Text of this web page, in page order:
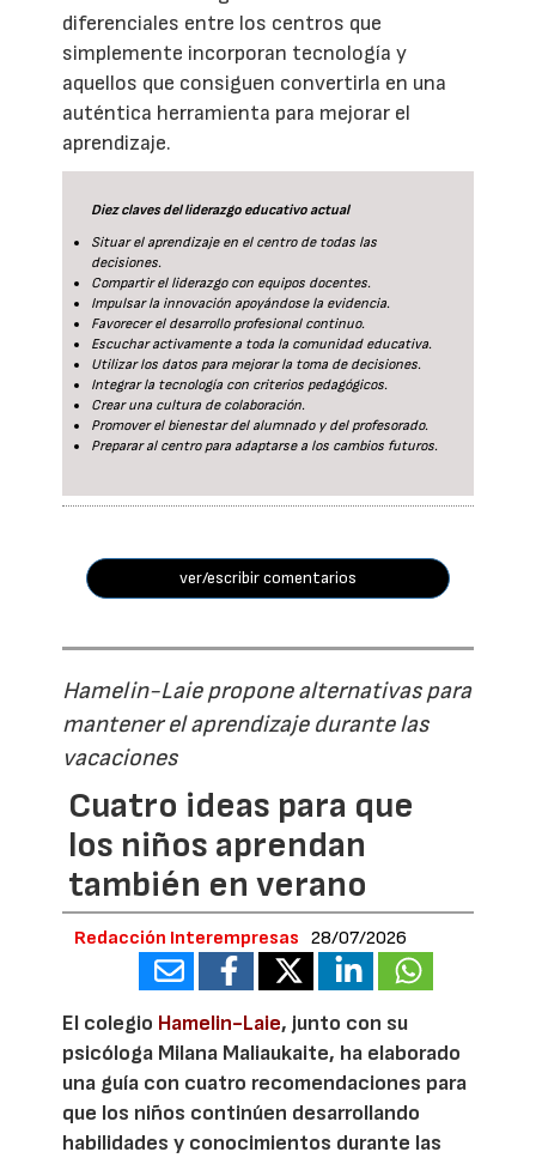
diferenciales entre los centros que
simplemente incorporan tecnología y
aquellos que consiguen convertirla en una
auténtica herramienta para mejorar el
aprendizaje.
Diez claves del liderazgo educativo actual
Situar el aprendizaje en el centro de todas las
decisiones.
Compartir el liderazgo con equipos docentes.
Impulsar la innovación apoyándose la evidencia.
Favorecer el desarrollo profesional continuo.
Escuchar activamente a toda la comunidad educativa.
Utilizar los datos para mejorar la toma de decisiones.
Integrar la tecnología con criterios pedagógicos.
Crear una cultura de colaboración.
Promover el bienestar del alumnado y del profesorado.
Preparar al centro para adaptarse a los cambios futuros.
ver/escribir comentarios
Hamelin-Laie propone alternativas para
mantener el aprendizaje durante las
vacaciones
Cuatro ideas para que
los niños aprendan
también en verano
Redacción Interempresas 28/07/2026
El colegio Hamelin-Laie, junto con su
psicóloga Milana Maliaukaite, ha elaborado
una guía con cuatro recomendaciones para
que los niños continúen desarrollando
habilidades y conocimientos durante las